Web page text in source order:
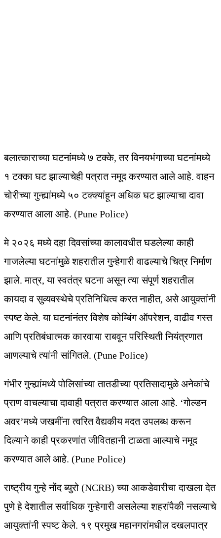
बलात्काराच्या घटनांमध्ये ७ टक्के, तर विनयभंगाच्या घटनांमध्ये
१ टक्का घट झाल्याचेही पत्रात नमूद करण्यात आले आहे. वाहन
चोरीच्या गुन्ह्यांमध्ये ५० टक्क्यांहून अधिक घट झाल्याचा दावा
करण्यात आला आहे. (Pune Police)
मे २०२६ मध्ये दहा दिवसांच्या कालावधीत घडलेल्या काही
गाजलेल्या घटनांमुळे शहरातील गुन्हेगारी वाढल्याचे चित्र निर्माण
झाले. मात्र, या स्वतंत्र घटना असून त्या संपूर्ण शहरातील
कायदा व सुव्यवस्थेचे प्रतिनिधित्व करत नाहीत, असे आयुक्तांनी
स्पष्ट केले. या घटनांनंतर विशेष कोम्बिंग ऑपरेशन, वाढीव गस्त
आणि प्रतिबंधात्मक कारवाया राबवून परिस्थिती नियंत्रणात
आणल्याचे त्यांनी सांगितले. (Pune Police)
गंभीर गुन्ह्यांमध्ये पोलिसांच्या तातडीच्या प्रतिसादामुळे अनेकांचे
प्राण वाचल्याचा दावाही पत्रात करण्यात आला आहे. ‘गोल्डन
अवर’मध्ये जखमींना त्वरित वैद्यकीय मदत उपलब्ध करून
दिल्याने काही प्रकरणांत जीवितहानी टाळता आल्याचे नमूद
करण्यात आले आहे. (Pune Police)
राष्ट्रीय गुन्हे नोंद ब्युरो (NCRB) च्या आकडेवारीचा दाखला देत
पुणे हे देशातील सर्वाधिक गुन्हेगारी असलेल्या शहरांपैकी नसल्याचे
आयुक्तांनी स्पष्ट केले. १९ प्रमुख महानगरांमधील दखलपात्र